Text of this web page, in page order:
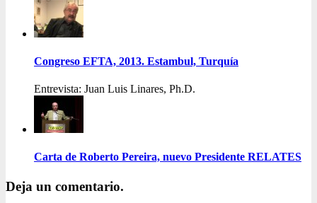
Congreso EFTA, 2013. Estambul, Turquía
Entrevista: Juan Luis Linares, Ph.D.
Carta de Roberto Pereira, nuevo Presidente RELATES
Deja un comentario.